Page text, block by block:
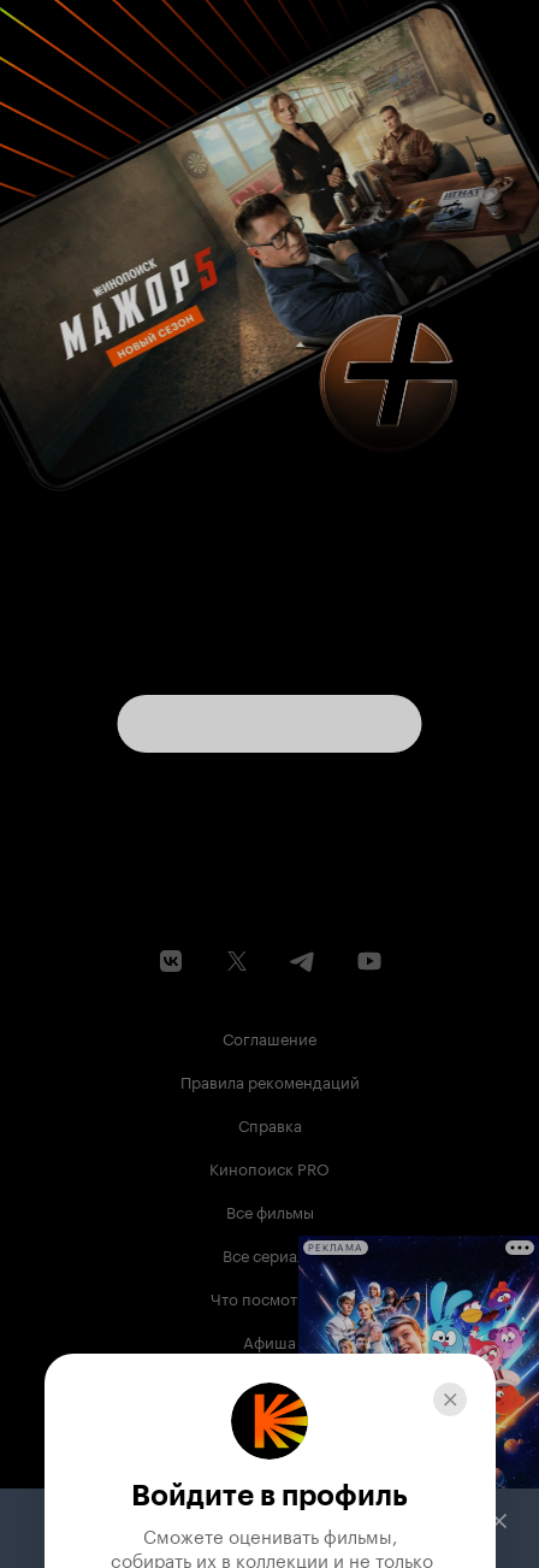
Соглашение
Правила рекомендаций
Справка
Кинопоиск PRO
Все фильмы
Все сериалы
Что посмотреть
Афиша
Музыка
Телепрограмма
Служба поддержки
РЕКЛАМА
Войдите в профиль
Сможете оценивать фильмы,
собирать их в коллекции и не только